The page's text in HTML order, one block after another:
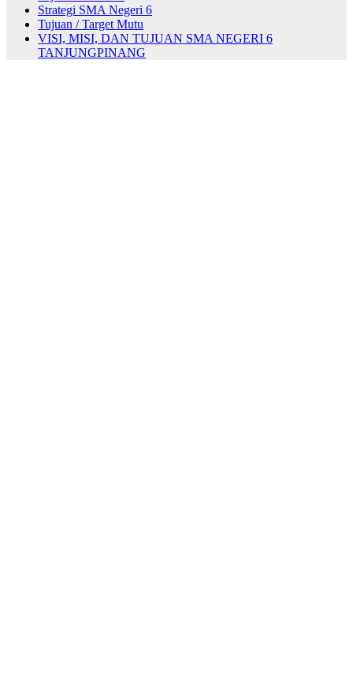
Strategi SMA Negeri 6
Tujuan / Target Mutu
VISI, MISI, DAN TUJUAN SMA NEGERI 6
TANJUNGPINANG